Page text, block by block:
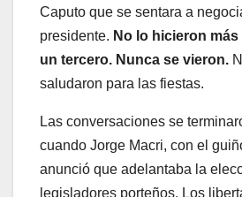
Caputo que se sentara a
presidente. No lo hicieron
un tercero. Nunca se vieron.
saludaron para las fiestas.
Las conversaciones se
cuando Jorge Macri, con el
anunció que adelantaba la
legisladores porteños. Los